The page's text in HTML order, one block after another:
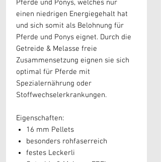
Pferde und Ponys, welches nur
einen niedrigen Energiegehalt hat
und sich somit als Belohnung für
Pferde und Ponys eignet. Durch die
Getreide & Melasse freie
Zusammensetzung eignen sie sich
optimal für Pferde mit
Spezialernährung oder
Stoffwechselerkrankungen.
Eigenschaften:
16 mm Pellets
besonders rohfaserreich
festes Leckerli